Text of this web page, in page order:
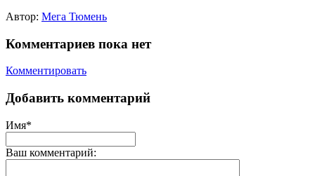
Автор: Мега Тюмень
Комментариев пока нет
Комментировать
Добавить комментарий
Имя*
Ваш комментарий: